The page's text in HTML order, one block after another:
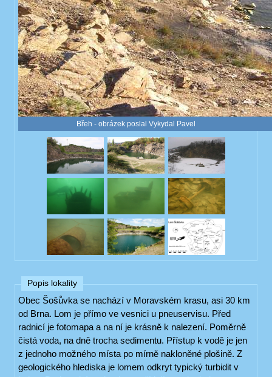
Břeh - obrázek poslal Vykydal Pavel
Popis lokality
Obec Šošůvka se nachází v Moravském krasu, asi 30 km
od Brna. Lom je přímo ve vesnici u pneuservisu. Před
radnicí je fotomapa a na ní je krásně k nalezení. Poměrně
čistá voda, na dně trocha sedimentu. Přístup k vodě je jen
z jednoho možného místa po mírně nakloněné plošině. Z
geologického hlediska je lomem odkryt typický turbidit v